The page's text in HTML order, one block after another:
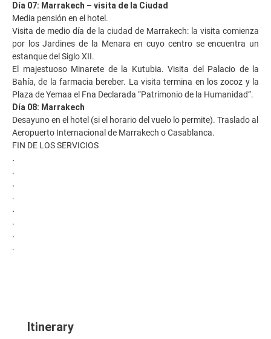
Día 07: Marrakech – visita de la Ciudad
Media pensión en el hotel.
Visita de medio día de la ciudad de Marrakech: la visita comienza
por los Jardines de la Menara en cuyo centro se encuentra un
estanque del Siglo XII.
El majestuoso Minarete de la Kutubia. Visita del Palacio de la
Bahía, de la farmacia bereber. La visita termina en los zocoz y la
Plaza de Yemaa el Fna Declarada “Patrimonio de la Humanidad”.
Día 08: Marrakech
Desayuno en el hotel (si el horario del vuelo lo permite). Traslado al
Aeropuerto Internacional de Marrakech o Casablanca.
FIN DE LOS SERVICIOS
.
.
.
.
.
.
.
.
Itinerary